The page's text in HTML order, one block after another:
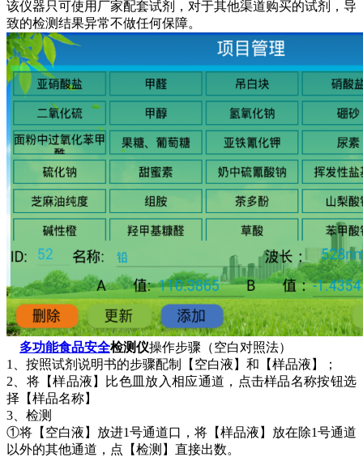
该仪器只可使用厂家配套试剂，对于其他渠道购买的试剂，导
致的检测结果异常不做任何保障。
多功能食品安全检测仪操作步骤（空白对照法）
1、按照试剂说明书的步骤配制【空白液】和【样品液】；
2、将【样品液】比色皿放入相应通道，点击样品名称按钮选
择【样品名称】
3、检测
①将【空白液】放进1号通道口，将【样品液】放在除1号通道
以外的其他通道，点【检测】直接出数。